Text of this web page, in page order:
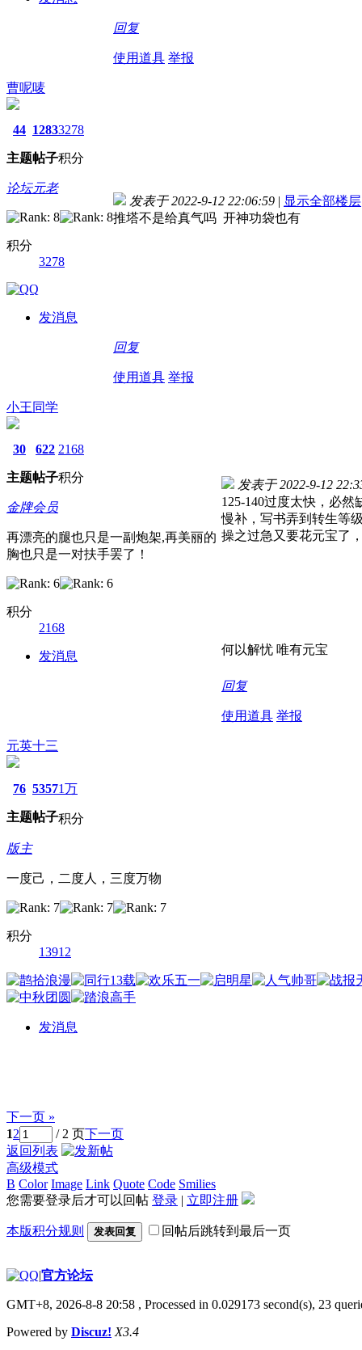
回复
使用道具 举报
曹呢唛
44
主题
1283
帖子
3278
积分
论坛元老
积分
3278
发消息
发表于 2022-9-12 22:06:59 | 显示全部楼层
推塔不是给真气吗 开神功袋也有
回复
使用道具 举报
小王同学
30
主题
622
帖子
2168
积分
金牌会员
再漂亮的腿也只是一副炮架,再美丽的
胸也只是一对扶手罢了！
积分
2168
发消息
发表于 2022-9-12
125-140过度太快，必
慢补，写书弄到转生等
操之过急又要花元宝了
何以解忧 唯有元宝
回复
使用道具 举报
元英十三
76
主题
5357
帖子
1万
积分
版主
一度己，二度人，三度万物
积分
13912
发消息
下一页 »
12 / 2 页下一页
返回列表
高级模式
B Color Image Link Quote Code Smilies
您需要登录后才可以回帖 登录 | 立即注册
本版积分规则 发表回复 回帖后跳转到最后一页
|官方论坛
GMT+8, 2026-8-8 20:58 , Processed in 0.029173 second(s), 23
Powered by Discuz! X3.4